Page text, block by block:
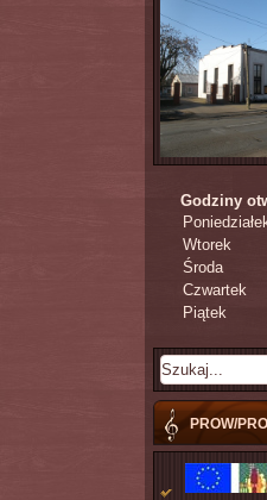
Godziny
Wtorek
Środa
Czwartek
Piątek
PROW/